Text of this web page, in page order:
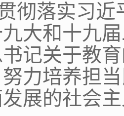
彻落实习
大和十九
记关于教
力培养担
展的社会